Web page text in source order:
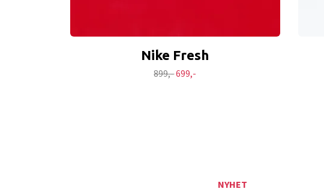
Nike Fresh
899,-699,-
NYHET